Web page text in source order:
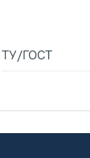
ТУ/ГОСТ